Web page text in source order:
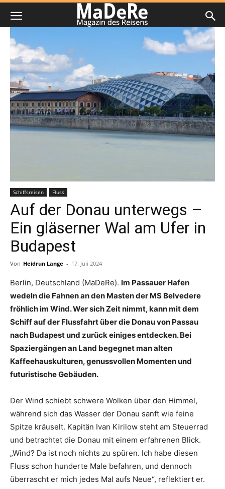
Schiffsreisen Fluss
Auf der Donau unterwegs –
Ein gläserner Wal am Ufer in
Budapest
Von Heidrun Lange - 17. Juli 2024
Berlin, Deutschland (MaDeRe). Im Passauer Hafen
wedeln die Fahnen an den Masten der MS Belvedere
fröhlich im Wind. Wer sich Zeit nimmt, kann mit dem
Schiff auf der Flussfahrt über die Donau von Passau
nach Budapest und zurück einiges entdecken. Bei
Spaziergängen an Land begegnet man alten
Kaffeehauskulturen, genussvollen Momenten und
futuristische Gebäuden.
Der Wind schiebt schwere Wolken über den Himmel,
während sich das Wasser der Donau sanft wie feine
Spitze kräuselt. Kapitän Ivan Kirilow steht am Steuerrad
und betrachtet die Donau mit einem erfahrenen Blick.
„Wind? Da ist noch nichts zu spüren. Ich habe diesen
Fluss schon hunderte Male befahren, und dennoch
überrascht er mich jedes Mal aufs Neue“, reflektiert er.